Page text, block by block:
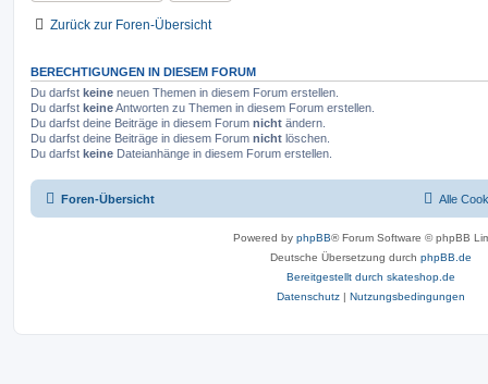
Zurück zur Foren-Übersicht
BERECHTIGUNGEN IN DIESEM FORUM
Du darfst keine neuen Themen in diesem Forum erstellen.
Du darfst keineAntworten zu Themen in diesem Forum erstellen.
Du darfst deine Beiträge in diesem Forum nicht ändern.
Du darfst deine Beiträge in diesem Forum nicht löschen.
Du darfst keine Dateianhänge in diesem Forum erstellen.
Foren-Übersicht Alle
Powered by phpBB® Forum Software © phpBB
Deutsche Übersetzung durch phpBB.de
Bereitgestellt durch skateshop.de
Datenschutz | Nutzungsbedingungen